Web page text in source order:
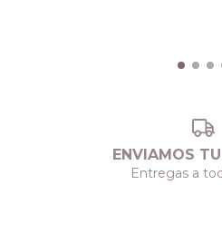
ENVIAMOS
Entregas a